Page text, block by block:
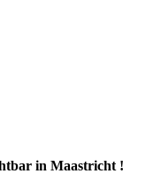
in Maastricht !